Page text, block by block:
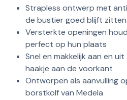
Strapless ontwerp met
de bustier goed blijft zitten
Versterkte openingen
perfect op hun plaats
Snel en makkelijk aan en
haakje aan de voorkant
Ontworpen als aanvulling
borstkolf van Medela